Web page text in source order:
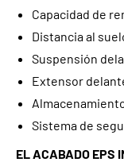
Capacidad de
Distancia al
Suspensión
Extensor
Sistema de
EL ACABADO EPS